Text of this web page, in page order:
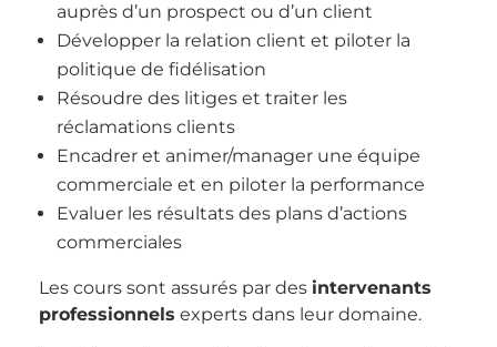
auprès d’un prospect ou d’un client
Développer la relation client et piloter la
politique de fidélisation
Résoudre des litiges et traiter les
réclamations clients
Encadrer et animer/manager une équipe
commerciale et en piloter la performance
Evaluer les résultats des plans d’actions
commerciales
Les cours sont assurés par des intervenants
professionnels experts dans leur domaine.